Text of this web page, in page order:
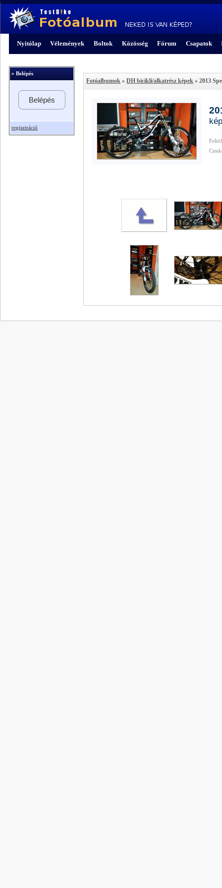
Nyitólap Vélemények Boltok Közösség Fórum Csapatok
» Belépés
Belépés
regisztráció
Fotóalbumok »DH bicikli/alkatrész képek » 2013